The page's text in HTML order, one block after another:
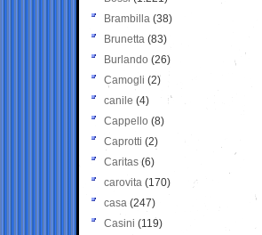
Brambilla (38)
Brunetta (83)
Burlando (26)
Camogli (2)
canile (4)
Cappello (8)
Caprotti (2)
Caritas (6)
carovita (170)
casa (247)
Casini (119)